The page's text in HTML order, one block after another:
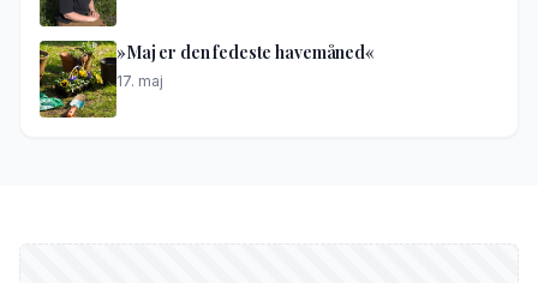
»Maj er den fedeste havemåned«
17. maj